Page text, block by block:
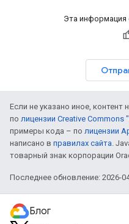
Эта информация
Если не указано иное, контент
по лицензии Creative Commons
примеры кода – по лицензии
написано в правилах сайта.
товарный знак корпорации
Последнее обновление: 2026-
Блог